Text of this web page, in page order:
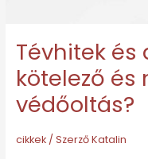
Tévhitek és
kötelező és
védőoltás?
cikkek/ SzerzőKatalin